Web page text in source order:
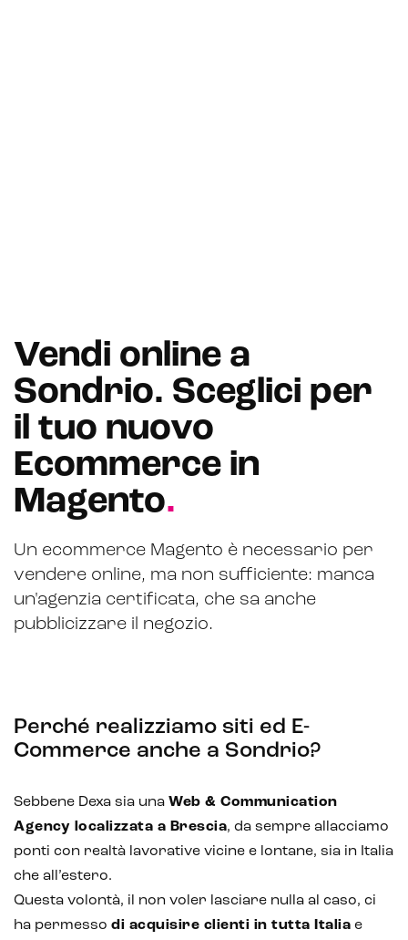
CRM & email marketing
Email marketing
Lead generation e nurturing
Customer segmentation
Vendi online a
Sondrio. Sceglici per
il tuo nuovo
Ecommerce in
Magento.
Un ecommerce Magento è necessario per
vendere online, ma non sufficiente: manca
un'agenzia certificata, che sa anche
pubblicizzare il negozio.
Perché realizziamo siti ed E-
Commerce anche a Sondrio?
Sebbene Dexa sia una Web & Communication
Agency localizzata a Brescia, da sempre allacciamo
ponti con realtà lavorative vicine e lontane, sia in Italia
che all’estero.
Questa volontà, il non voler lasciare nulla al caso, ci
ha permesso di acquisire clienti in tutta Italia e